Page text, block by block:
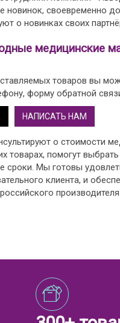
новинок, своевременно
о новинках своих
медицинские
товаров вы
форму обратной
НАПИСАТЬ НАМ
о стоимости
товарах, помогут
сроки. Мы готовы
клиента, и